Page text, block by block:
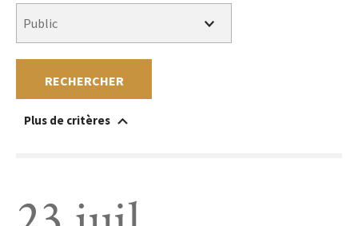
RECHERCHER
Plus de critères